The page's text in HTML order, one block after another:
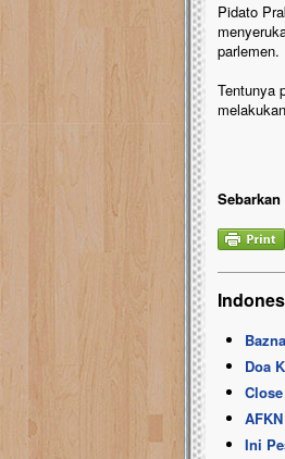
Pidato
parlemen.
Tentunya
Doa
Ini